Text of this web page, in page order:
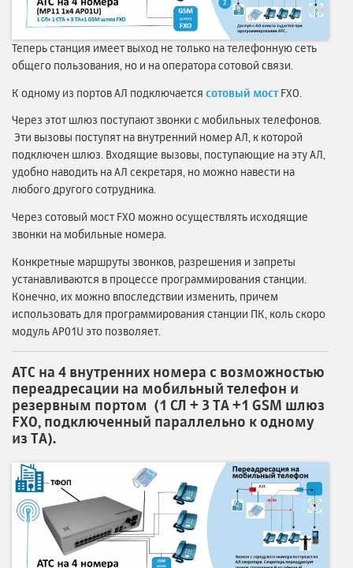
Теперь станция имеет выход не только на телефонную сеть
общего пользования, но и на оператора сотовой связи.
К одному из портов АЛ подключается сотовый мостFXO.
Через этот шлюз поступают звонки с мобильных телефонов.
Эти вызовы поступят на внутренний номер АЛ, к которой
подключен шлюз. Входящие вызовы, поступающие на эту АЛ,
удобно наводить на АЛ секретаря, но можно навести на
любого другого сотрудника.
Через сотовый мост FXO можно осуществлять исходящие
звонки на мобильные номера.
Конкретные маршруты звонков, разрешения и запреты
устанавливаются в процессе программирования станции.
Конечно, их можно впоследствии изменить, причем
использовать для программирования станции ПК, коль скоро
модуль AP01U это позволяет.
АТС на 4 внутренних номера с возможностью
переадресации на мобильный телефон и
резервным портом (1 СЛ + 3 ТА +1 GSM шлюз
FXO, подключенный параллельно к одному
из ТА).